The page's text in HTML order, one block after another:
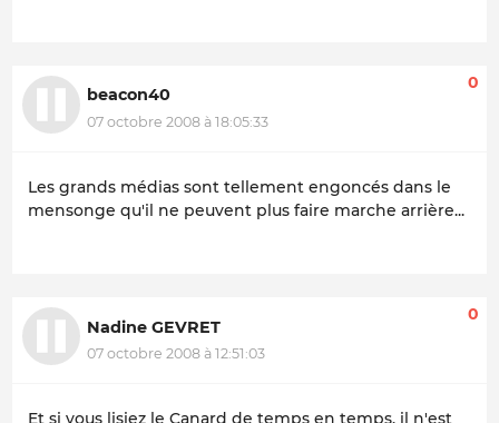
beacon40
07 octobre 2008 à 18:05:33
0
Les grands médias sont tellement engoncés dans le
mensonge qu'il ne peuvent plus faire marche arrière...
Nadine GEVRET
07 octobre 2008 à 12:51:03
0
Et si vous lisiez le Canard de temps en temps, il n'est